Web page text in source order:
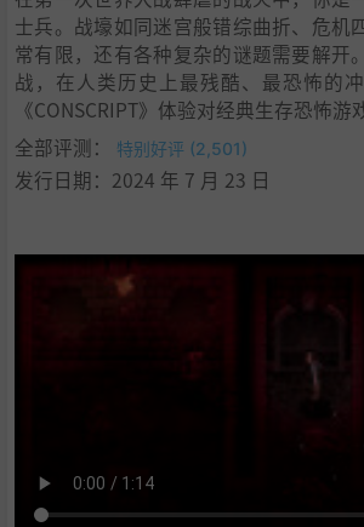
士兵。战壕如同迷宫般错综曲折、危机
常有限，还有各种复杂的谜题需要解开
战，在人类历史上最残酷、最恐怖的
《CONSCRIPT》体验对经典生存恐怖游
全部评测：
特别好评 (2,501)
发行日期：2024 年 7 月 23 日